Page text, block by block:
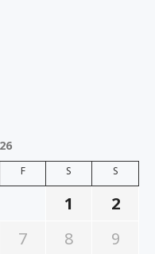
F S S
1
2
7 8
9